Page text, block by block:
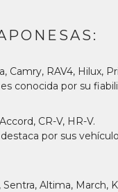
Camry, RAV4, Hilux,
conocida por su
CR-V, HR-V.
por sus
Sentra, Altima, March,